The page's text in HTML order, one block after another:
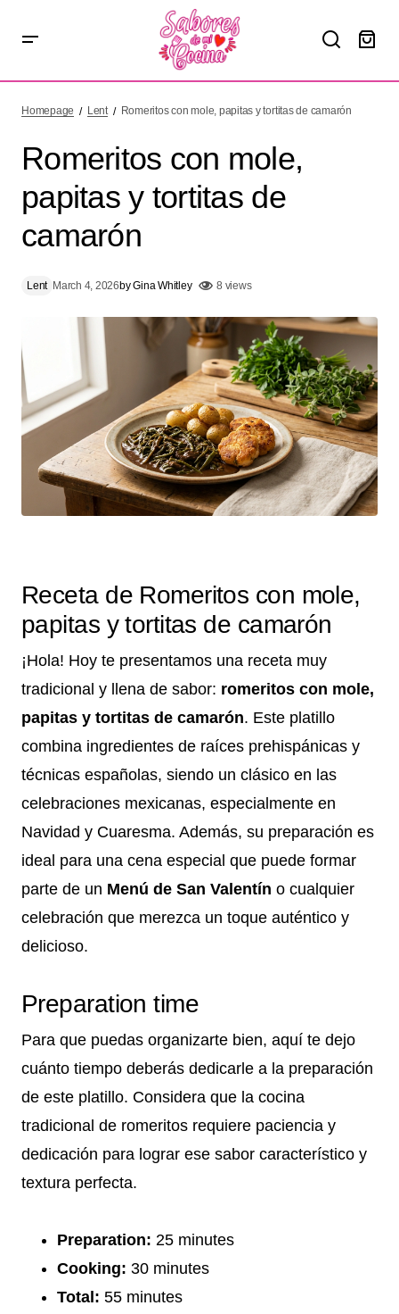
Homepage Lent Romeritos con mole, papitas y tortitas de camarón
Romeritos con mole,
papitas y tortitas de
camarón
Lent March 4, 2026byGina Whitley 8 views
Receta de Romeritos con mole,
papitas y tortitas de camarón
¡Hola! Hoy te presentamos una receta muy
tradicional y llena de sabor: romeritos con mole,
papitas y tortitas de camarón. Este platillo
combina ingredientes de raíces prehispánicas y
técnicas españolas, siendo un clásico en las
celebraciones mexicanas, especialmente en
Navidad y Cuaresma. Además, su preparación es
ideal para una cena especial que puede formar
parte de un Menú de San Valentín o cualquier
celebración que merezca un toque auténtico y
delicioso.
Preparation time
Para que puedas organizarte bien, aquí te dejo
cuánto tiempo deberás dedicarle a la preparación
de este platillo. Considera que la cocina
tradicional de romeritos requiere paciencia y
dedicación para lograr ese sabor característico y
textura perfecta.
Preparation: 25 minutes
Cooking: 30 minutes
Total: 55 minutes